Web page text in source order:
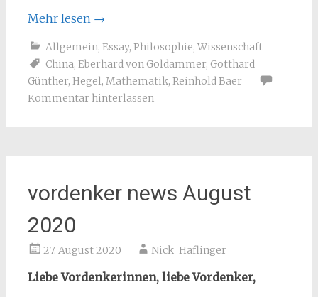
Mehr lesen →
Allgemein, Essay, Philosophie, Wissenschaft
China, Eberhard von Goldammer, Gotthard
Günther, Hegel, Mathematik, Reinhold Baer
Kommentar hinterlassen
vordenker news August
2020
27. August 2020 Nick_Haflinger
Liebe Vordenkerinnen, liebe Vordenker,